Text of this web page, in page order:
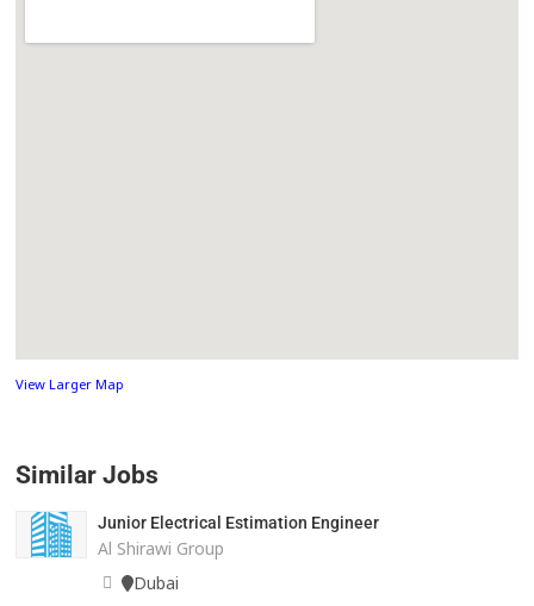
View Larger Map
Similar Jobs
Junior Electrical Estimation Engineer
Al Shirawi Group
Dubai